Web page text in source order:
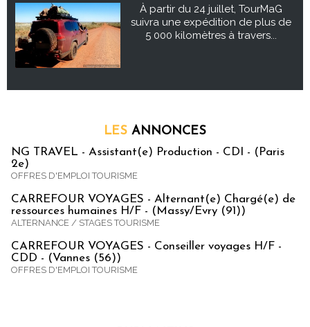
À partir du 24 juillet, TourMaG
suivra une expédition de plus de
5 000 kilomètres à travers...
LES ANNONCES
NG TRAVEL - Assistant(e) Production - CDI - (Paris
2e)
OFFRES D'EMPLOI TOURISME
CARREFOUR VOYAGES - Alternant(e) Chargé(e) de
ressources humaines H/F - (Massy/Evry (91))
ALTERNANCE / STAGES TOURISME
CARREFOUR VOYAGES - Conseiller voyages H/F -
CDD - (Vannes (56))
OFFRES D'EMPLOI TOURISME